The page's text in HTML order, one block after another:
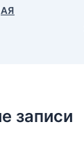
записи